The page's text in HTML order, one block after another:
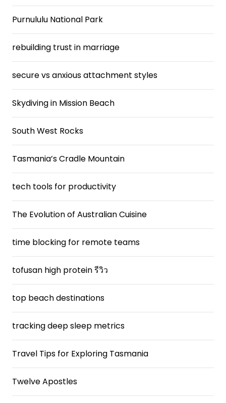
Purnululu National Park
rebuilding trust in marriage
secure vs anxious attachment styles
Skydiving in Mission Beach
South West Rocks
Tasmania’s Cradle Mountain
tech tools for productivity
The Evolution of Australian Cuisine
time blocking for remote teams
tofusan high protein รีวิว
top beach destinations
tracking deep sleep metrics
Travel Tips for Exploring Tasmania
Twelve Apostles